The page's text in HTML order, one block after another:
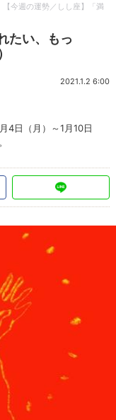
【今週の運勢／しし座】「満
たい、もっ
2021.1.2 6:00
4日（月）～1月10日